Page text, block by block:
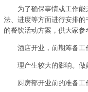
为了确保事情或工作能
法、进度等方面进行安排
的餐饮活动方案，供大家
酒店开业，前期筹备工
理产生较大的影响。做
厨房部开业前的准备工